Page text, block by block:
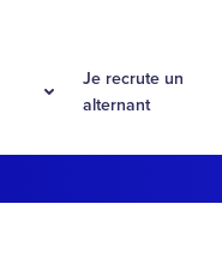
Je recrute un
alternant